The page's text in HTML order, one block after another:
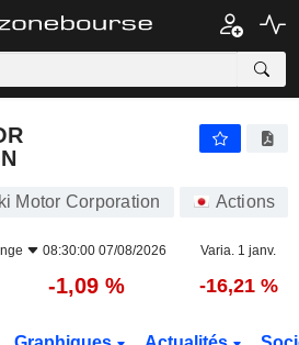
Motor Corporation Actions
08:30:00 07/08/2026 Varia. 1 janv.
-1,09 % -16,21 %